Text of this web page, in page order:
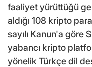
faaliyet yürüttüğü
aldığı 108 kripto
sayılı Kanun'a göre
yabancı kripto
yönelik Türkçe dil